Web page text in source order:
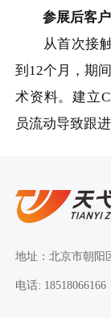
参展后客
从首次接触
到12个月，期
术资料。建立
员流动导致跟进
地址：北京市朝阳
电话: 18518066166